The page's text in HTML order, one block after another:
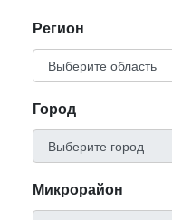
Регион
Город
Микрорайон